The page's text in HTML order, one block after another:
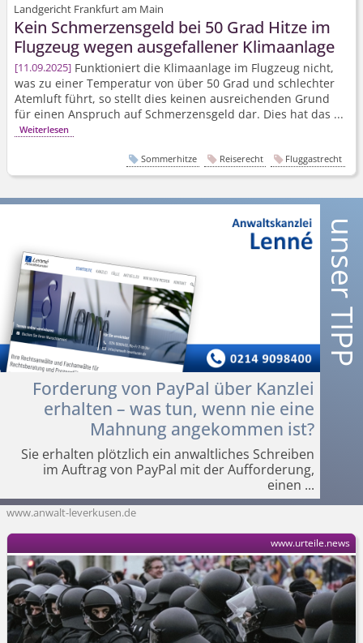
Landgericht Frankfurt am Main
Kein Schmerzensgeld bei 50 Grad Hitze im
Flugzeug wegen ausgefallener Klimaanlage
11.09.2025 Funktioniert die Klimaanlage im Flugzeug nicht,
was zu einer Temperatur von über 50 Grad und schlechter
Atemluft führt, so stellt dies keinen ausreichenden Grund
für einen Anspruch auf Schmerzensgeld dar. Dies hat das ...
Weiterlesen
Sommerhitze Reiserecht Fluggastrecht
Forderung von PayPal über Kanzlei
erhalten – was tun, wenn nie eine
Mahnung angekommen ist?
Sie erhalten plötzlich ein anwaltliches Schreiben
im Auftrag von PayPal mit der Aufforderung,
einen ...
www.anwalt-leverkusen.de
www.urteile.news